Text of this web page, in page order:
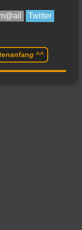
Twitter
^^